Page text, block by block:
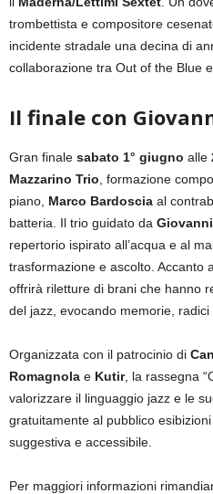
trombettista e compositore
incidente stradale una decina di
collaborazione tra Out of the Blue
Il finale con
Gran finale sabato 1° giugno alle
Mazzarino Trio, formazione
piano, Marco Bardoscia al
batteria. Il trio guidato da
repertorio ispirato all’acqua e al
trasformazione e ascolto. Accanto
offrirà riletture di brani che hanno
del jazz, evocando memorie,
Organizzata con il patrocinio di
Romagnola e Kutir, la rassegna
valorizzare il linguaggio jazz e le
gratuitamente al pubblico
suggestiva e accessibile.
Per maggiori informazioni